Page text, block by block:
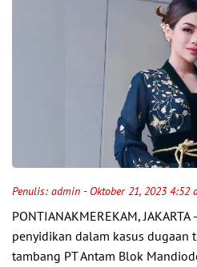
Penulis: admin - Oktober 21, 2023 4:52
PONTIANAKMEREKAM,
penyidikan dalam kasus dugaan
tambang PT Antam Blok